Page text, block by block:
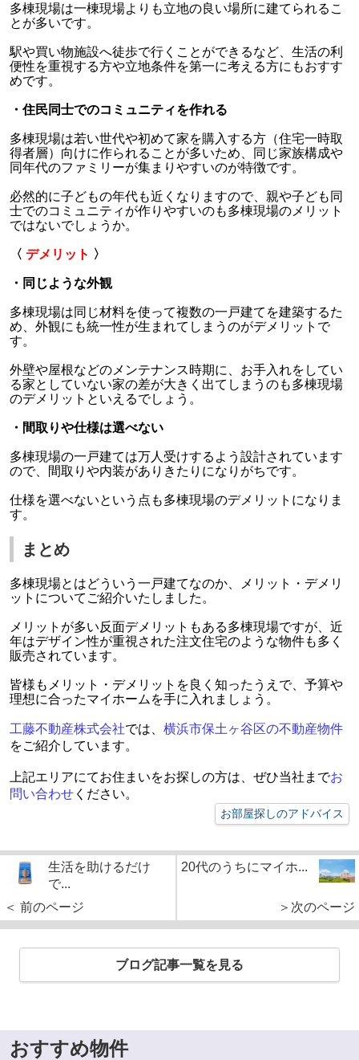
多棟現場は一棟現場よりも立地の良い場所に建てられるこ
とが多いです。
駅や買い物施設へ徒歩で行くことができるなど、生活の利
便性を重視する方や立地条件を第一に考える方にもおすす
めです。
・住民同士でのコミュニティを作れる
多棟現場は若い世代や初めて家を購入する方（住宅一時取
得者層）向けに作られることが多いため、同じ家族構成や
同年代のファミリーが集まりやすいのが特徴です。
必然的に子どもの年代も近くなりますので、親や子ども同
士でのコミュニティが作りやすいのも多棟現場のメリット
ではないでしょうか。
〈 デメリット 〉
・同じような外観
多棟現場は同じ材料を使って複数の一戸建てを建築するた
め、外観にも統一性が生まれてしまうのがデメリットで
す。
外壁や屋根などのメンテナンス時期に、お手入れをしてい
る家としていない家の差が大きく出てしまうのも多棟現場
のデメリットといえるでしょう。
・間取りや仕様は選べない
多棟現場の一戸建ては万人受けするよう設計されています
ので、間取りや内装がありきたりになりがちです。
仕様を選べないという点も多棟現場のデメリットになりま
す。
まとめ
多棟現場とはどういう一戸建てなのか、メリット・デメリ
ットについてご紹介いたしました。
メリットが多い反面デメリットもある多棟現場ですが、近
年はデザイン性が重視された注文住宅のような物件も多く
販売されています。
皆様もメリット・デメリットを良く知ったうえで、予算や
理想に合ったマイホームを手に入れましょう。
工藤不動産株式会社では、 横浜市保土ヶ谷区の不動産物件
をご紹介しています。
上記エリアにてお住まいをお探しの方は、ぜひ当社までお
問い合わせください。
お部屋探しのアドバイス
生活を助けるだけ
で...
＜ 前のページ
20代のうちにマイホ...
＞次のページ
ブログ記事一覧を見る
おすすめ物件